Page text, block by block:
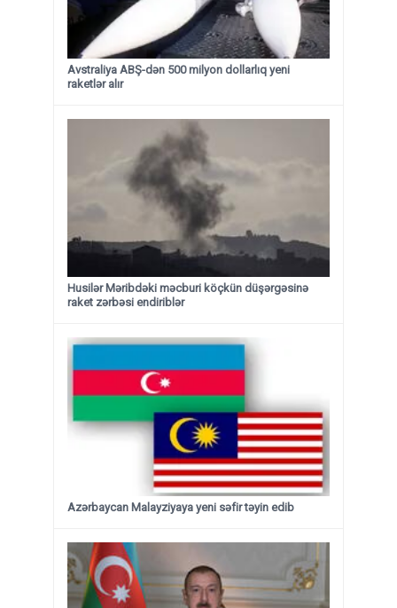
Avstraliya ABŞ-dən 500 milyon dollarlıq yeni
raketlər alır
Husilər Məribdəki məcburi köçkün düşərgəsinə
raket zərbəsi endiriblər
Azərbaycan Malayziyaya yeni səfir təyin edib